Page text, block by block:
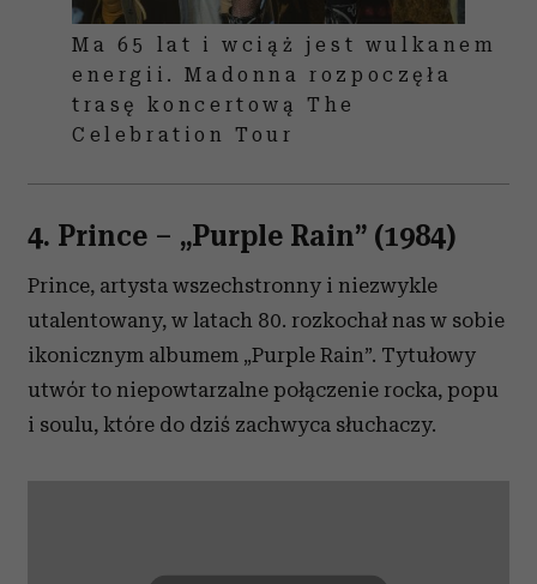
Ma 65 lat i wciąż jest wulkanem
energii. Madonna rozpoczęła
trasę koncertową The
Celebration Tour
4. Prince – „Purple Rain” (1984)
Prince, artysta wszechstronny i niezwykle
utalentowany, w latach 80. rozkochał nas w sobie
ikonicznym albumem „Purple Rain”. Tytułowy
utwór to niepowtarzalne połączenie rocka, popu
i soulu, które do dziś zachwyca słuchaczy.